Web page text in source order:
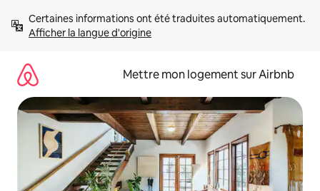
directement
Afficher la langue d'origine
Mettre mon logement sur Airbnb